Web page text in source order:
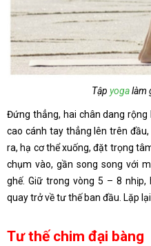
Tập yogalàm
Đứng thẳng, hai chân dang
cao cánh tay thẳng lên trên
ra, hạ cơ thể xuống, đặt trọng
chụm vào, gần song song với
ghế. Giữ trong vòng 5 – 8
quay trở về tư thế ban đầu. Lặp lại
Tư thế chim đại bàng